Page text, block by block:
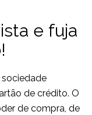
e fuja
de crédito. O
de compra, de